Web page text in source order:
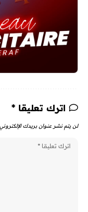
اترك تعليقا *
لن يتم نشر عنوان بريدك